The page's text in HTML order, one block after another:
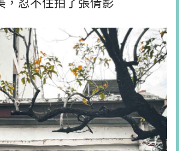
，忍不住拍了張倩影